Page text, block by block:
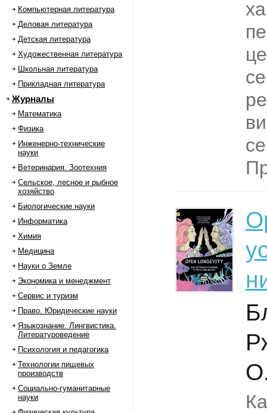
Компьютерная литература
Деловая литература
Детская литература
Художественная литература
Школьная литература
Прикладная литература
Журналы
Математика
Физика
Инженерно-технические
науки
Ветеринария. Зоотехния
Сельское, лесное и рыбное
хозяйство
Биологические науки
Информатика
Химия
Медицина
Науки о Земле
Экономика и менеджмент
Сервис и туризм
Право. Юридические науки
Языкознание. Лингвистика.
Литературоведение
Психология и педагогика
Технологии пищевых
производств
Социально-гуманитарные
науки